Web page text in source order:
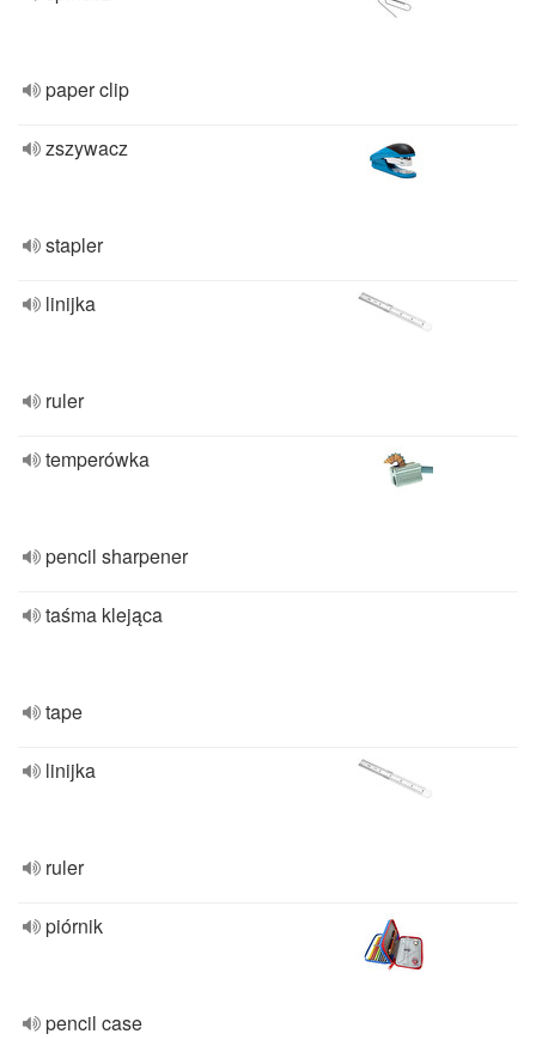
paper clip
zszywacz
stapler
linijka
ruler
temperówka
pencil sharpener
taśma klejąca
tape
linijka
ruler
piórnik
pencil case